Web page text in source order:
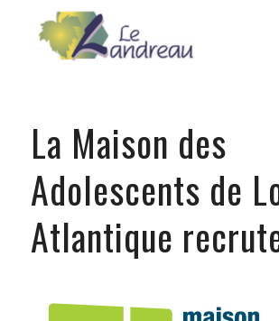
La Maison des
Adolescents de
Atlantique